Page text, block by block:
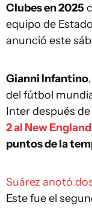
Clubes en 2025
equipo de
anunció este
Gianni Infantino
del fútbol
Inter después
2 al New
puntos de la
Suárez anotó
Este fue el